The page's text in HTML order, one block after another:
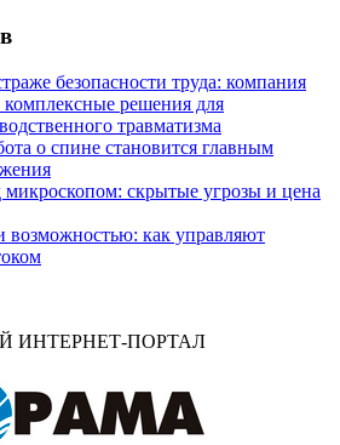
безопасности труда: компания
комплексные решения для
травматизма
о спине становится главным
скрытые угрозы и цена
возможностью: как управляют
ПОРТАЛ